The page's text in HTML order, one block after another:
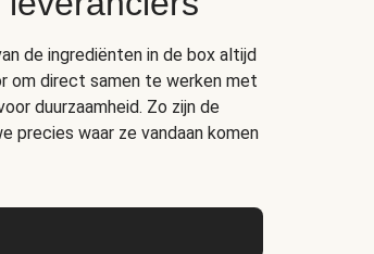
de ingrediënten in de box altijd
om direct samen te werken met
duurzaamheid. Zo zijn de
precies waar ze vandaan komen